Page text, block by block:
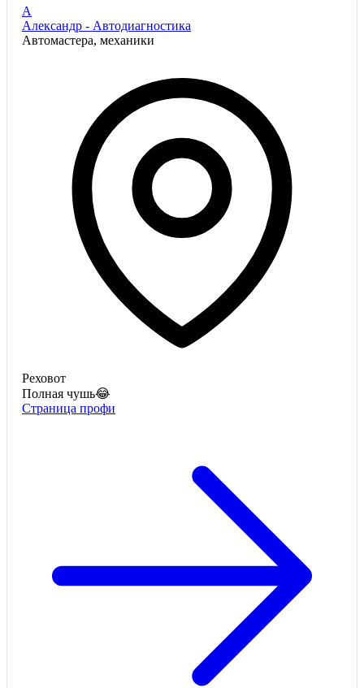
А
Александр - Автодиагностика
Автомастера, механики
Реховот
Полная чушь😂
Страница профи